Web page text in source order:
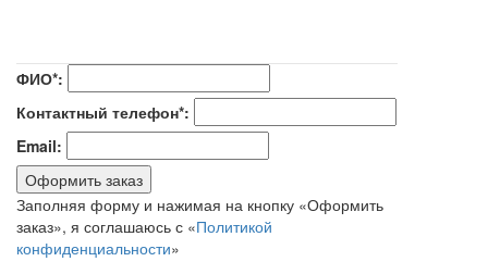
ФИО*:
Контактный телефон*:
Email:
Оформить заказ
Заполняя форму и нажимая на кнопку «Оформить
заказ», я соглашаюсь с «Политикой
конфиденциальности»